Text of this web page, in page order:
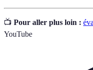
📺 Pour aller plus loin :
YouTube